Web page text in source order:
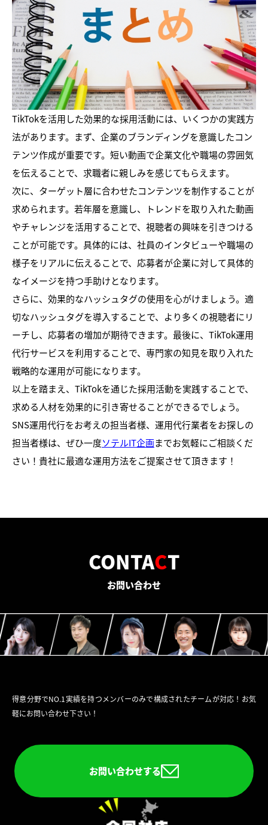
TikTokを活用した効果的な採用活動には、いくつかの実践方
法があります。まず、企業のブランディングを意識したコン
テンツ作成が重要です。短い動画で企業文化や職場の雰囲気
を伝えることで、求職者に親しみを感じてもらえます。
次に、ターゲット層に合わせたコンテンツを制作することが
求められます。若年層を意識し、トレンドを取り入れた動画
やチャレンジを活用することで、視聴者の興味を引きつける
ことが可能です。具体的には、社員のインタビューや職場の
様子をリアルに伝えることで、応募者が企業に対して具体的
なイメージを持つ手助けとなります。
さらに、効果的なハッシュタグの使用を心がけましょう。適
切なハッシュタグを導入することで、より多くの視聴者にリ
ーチし、応募者の増加が期待できます。最後に、TikTok運用
代行サービスを利用することで、専門家の知見を取り入れた
戦略的な運用が可能になります。
以上を踏まえ、TikTokを通じた採用活動を実践することで、
求める人材を効果的に引き寄せることができるでしょう。
SNS運用代行をお考えの担当者様、運用代行業者をお探しの
担当者様は、ぜひ一度ソテルIT企画までお気軽にご相談くだ
さい！貴社に最適な運用方法をご提案させて頂きます！
CONTACT
お問い合わせ
得意分野でNO.1実績を持つメンバーのみで構成されたチームが対応！お気
軽にお問い合わせ下さい！
お問い合わせする